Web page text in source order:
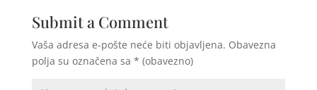
Submit a Comment
Vaša adresa e-pošte neće biti objavljena. Obavezna
polja su označena sa * (obavezno)